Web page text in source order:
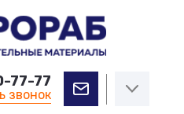
77-77
звонок